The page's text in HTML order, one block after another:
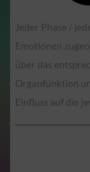
Jeder Phase /
Emotionen
über das
Organfunktion
Einfluss auf die